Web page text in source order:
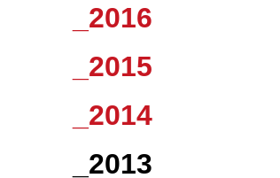
_2016
_2015
_2014
_2013